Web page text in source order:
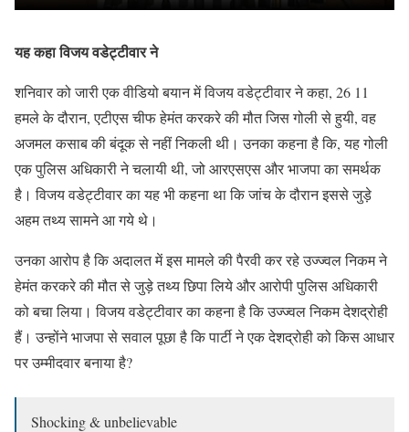
यह कहा विजय वडेट्टीवार ने
शनिवार को जारी एक वीडियो बयान में विजय वडेट्टीवार ने कहा, 26 11
हमले के दौरान, एटीएस चीफ हेमंत करकरे की मौत जिस गोली से हुयी, वह
अजमल कसाब की बंदूक से नहीं निकली थी। उनका कहना है कि, यह गोली
एक पुलिस अधिकारी ने चलायी थी, जो आरएसएस और भाजपा का समर्थक
है। विजय वडेट्टीवार का यह भी कहना था कि जांच के दौरान इससे जुड़े
अहम तथ्य सामने आ गये थे।
उनका आरोप है कि अदालत में इस मामले की पैरवी कर रहे उज्ज्वल निकम ने
हेमंत करकरे की मौत से जुड़े तथ्य छिपा लिये और आरोपी पुलिस अधिकारी
को बचा लिया। विजय वडेट्टीवार का कहना है कि उज्ज्वल निकम देशद्रोही
हैं। उन्होंने भाजपा से सवाल पूछा है कि पार्टी ने एक देशद्रोही को किस आधार
पर उम्मीदवार बनाया है?
Shocking & unbelievable